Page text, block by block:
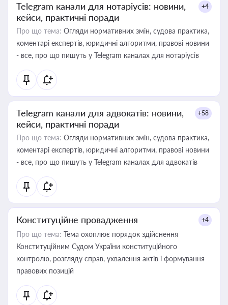
Telegram канали для нотаріусів: новини,
кейси, практичні поради
+4
Про що тема: Огляди нормативних змін, судова практика,
коментарі експертів, юридичні алгоритми, правові новини
- все, про що пишуть у Telegram каналах для нотаріусів
Telegram канали для адвокатів: новини,
кейси, практичні поради
+58
Про що тема: Огляди нормативних змін, судова практика,
коментарі експертів, юридичні алгоритми, правові новини
- все, про що пишуть у Telegram каналах для адвокатів
Конституційне провадження +4
Про що тема: Тема охоплює порядок здійснення
Конституційним Судом України конституційного
контролю, розгляду справ, ухвалення актів і формування
правових позицій